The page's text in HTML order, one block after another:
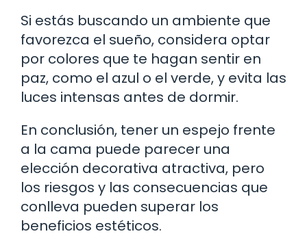
Si estás buscando un ambiente que
favorezca el sueño, considera optar
por colores que te hagan sentir en
paz, como el azul o el verde, y evita las
luces intensas antes de dormir.
En conclusión, tener un espejo frente
a la cama puede parecer una
elección decorativa atractiva, pero
los riesgos y las consecuencias que
conlleva pueden superar los
beneficios estéticos.